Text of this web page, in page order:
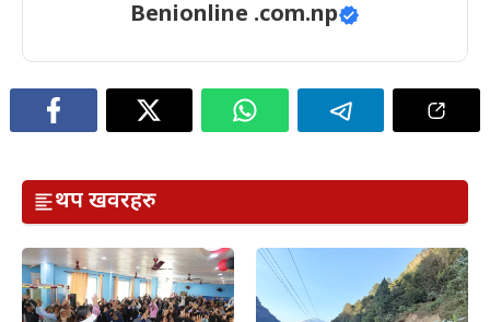
Benionline .com.np
थप खवरहरु